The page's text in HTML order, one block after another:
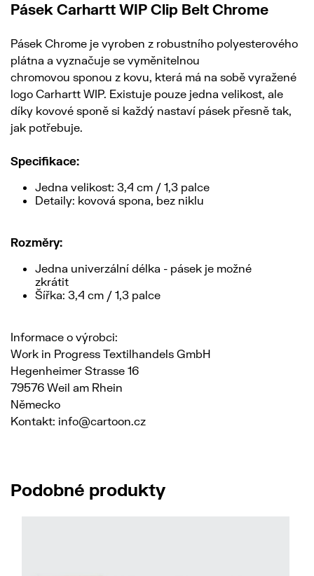
Pásek Carhartt WIP Clip Belt Chrome
Pásek Chrome je vyroben z robustního polyesterového
plátna a vyznačuje se vyměnitelnou
chromovou sponou z kovu, která má na sobě vyražené
logo Carhartt WIP. Existuje pouze jedna velikost, ale
díky kovové sponě si každý nastaví pásek přesně tak,
jak potřebuje.
Specifikace:
Jedna velikost: 3,4 cm / 1,3 palce
Detaily: kovová spona, bez niklu
Rozměry:
Jedna univerzální délka - pásek je možné
zkrátit
Šířka: 3,4 cm / 1,3 palce
Informace o výrobci:
Work in Progress Textilhandels GmbH
Hegenheimer Strasse 16
79576 Weil am Rhein
Německo
Kontakt: info@cartoon.cz
Podobné produkty